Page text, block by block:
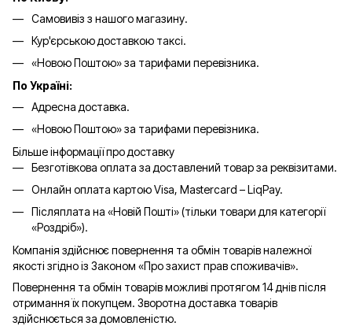
Самовивіз з нашого магазину.
Кур'єрською доставкою таксі.
«Новою Поштою» за тарифами перевізника.
По Україні:
Адресна доставка.
«Новою Поштою» за тарифами перевізника.
Більше інформації про доставку
Безготівкова оплата за доставлений товар за реквізитами.
Онлайн оплата картою Visa, Mastercard – LiqPay.
Післяплата на «Новій Пошті» (тільки товари для категорії
«Роздріб»).
Компанія здійснює повернення та обмін товарів належної
якості згідно із Законом «Про захист прав споживачів».
Повернення та обмін товарів можливі протягом 14 днів після
отримання їх покупцем. Зворотна доставка товарів
здійснюється за домовленістю.